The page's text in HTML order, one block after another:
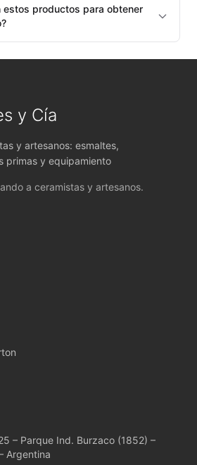
COLOR
PRODUCT ACCESSO
CASCADES
GLAZES
GEMS
GLAZES
GLAZES
& COAT
estos productos para obtener
y Cía
y artesanos: esmaltes,
primas y equipamiento
a ceramistas y artesanos.
– Parque Ind. Burzaco (1852) –
Argentina